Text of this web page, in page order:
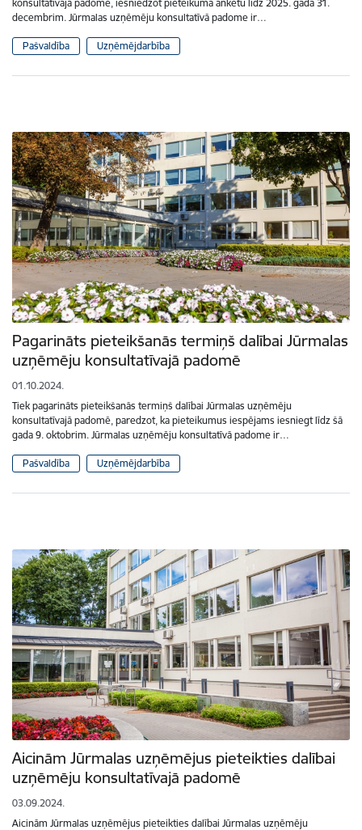
konsultatīvajā padomē, iesniedzot pieteikuma anketu līdz 2025. gada 31.
decembrim. Jūrmalas uzņēmēju konsultatīvā padome ir…
Pašvaldība Uzņēmējdarbība
Pagarināts pieteikšanās termiņš dalībai Jūrmalas
uzņēmēju konsultatīvajā padomē
01.10.2024.
Tiek pagarināts pieteikšanās termiņš dalībai Jūrmalas uzņēmēju
konsultatīvajā padomē, paredzot, ka pieteikumus iespējams iesniegt līdz šā
gada 9. oktobrim. Jūrmalas uzņēmēju konsultatīvā padome ir…
Pašvaldība Uzņēmējdarbība
Aicinām Jūrmalas uzņēmējus pieteikties dalībai
uzņēmēju konsultatīvajā padomē
03.09.2024.
Aicinām Jūrmalas uzņēmējus pieteikties dalībai Jūrmalas uzņēmēju